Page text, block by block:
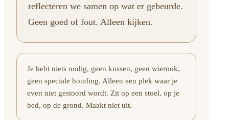
reflecteren we samen op wat er gebeurde.
Geen goed of fout. Alleen kijken.
Je hebt niets nodig, geen kussen, geen wierook,
geen speciale houding. Alleen een plek waar je
even niet gestoord wordt. Zit op een stoel, op je
bed, op de grond. Maakt niet uit.